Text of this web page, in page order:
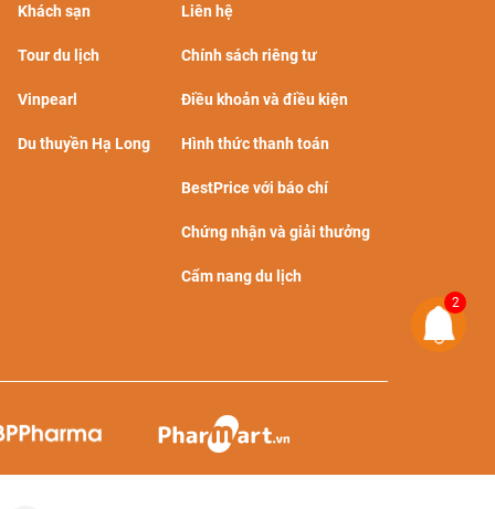
Khách sạn
Tour du lịch
Vinpearl
Du thuyền Hạ Long
Liên hệ
Chính sách riêng tư
Điều khoản và điều kiện
Hình thức thanh toán
BestPrice với báo chí
Chứng nhận và giải thưởng
Cẩm nang du lịch
2